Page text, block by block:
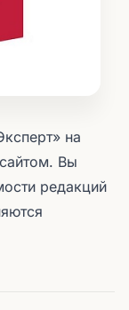
на
Вы
редакций